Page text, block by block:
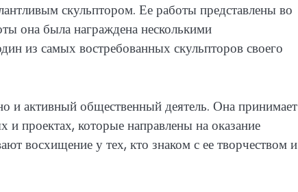
скульптором. Ее работы представлены во
она была награждена несколькими
из самых востребованных скульпторов своего
и активный общественный деятель. Она принимает
и проектах, которые направлены на оказание
восхищение у тех, кто знаком с ее творчеством и